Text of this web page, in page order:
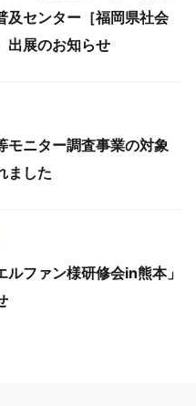
及センター［福岡県社会
出展のお知らせ
モニター調査事業の対象
ました
ルファン様研修会in熊本」